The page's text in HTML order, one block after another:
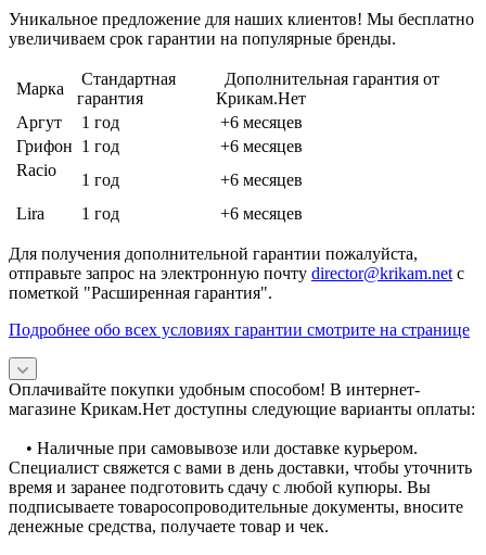
Уникальное предложение для наших клиентов! Мы бесплатно
увеличиваем срок гарантии на популярные бренды.
Марка
Стандартная
гарантия
Дополнительная гарантия от
Крикам.Нет
Аргут
1 год
+6 месяцев
Грифон 1 год
+6 месяцев
Racio
1 год
+6 месяцев
Lira
1 год +6 месяцев
Для получения дополнительной гарантии пожалуйста,
отправьте запрос на электронную почту director@krikam.net с
пометкой "Расширенная гарантия".
Подробнее обо всех условиях гарантии смотрите на странице
Оплачивайте покупки удобным способом! В интернет-
магазине Крикам.Нет доступны следующие варианты оплаты:
• Наличные при самовывозе или доставке курьером.
Специалист свяжется с вами в день доставки, чтобы уточнить
время и заранее подготовить сдачу с любой купюры. Вы
подписываете товаросопроводительные документы, вносите
денежные средства, получаете товар и чек.